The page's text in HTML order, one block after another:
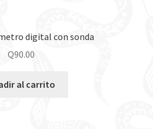
digital con sonda
Q90.00
al carrito